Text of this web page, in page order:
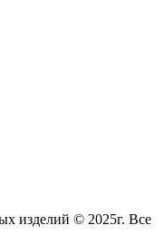
изделий © 2025г. Все